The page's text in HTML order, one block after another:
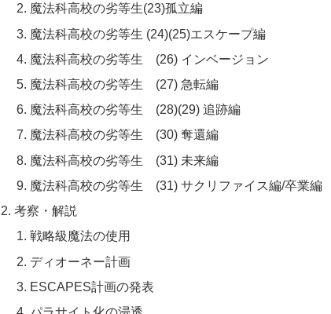
魔法科高校の劣等生(23)孤立編
魔法科高校の劣等生 (24)(25)エスケープ編
魔法科高校の劣等生 (26) インベージョン
魔法科高校の劣等生 (27) 急転編
魔法科高校の劣等生 (28)(29) 追跡編
魔法科高校の劣等生 (30) 奪還編
魔法科高校の劣等生 (31) 未来編
魔法科高校の劣等生 (31) サクリファイス編/卒業編
考察・解説
戦略級魔法の使用
ディオーネー計画
ESCAPES計画の発表